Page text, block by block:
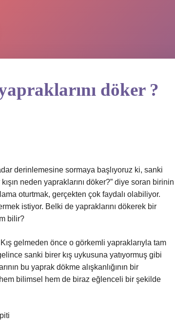
döker ?
derinlemesine sormaya başlıyoruz ki, sanki
neden yapraklarını döker?” diye soran birinin
oturtmak, gerçekten çok faydalı olabiliyor.
istiyor. Belki de yapraklarını dökerek bir
bilir?
gelmeden önce o görkemli yapraklarıyla tam
sanki birer kış uykusuna yatıyormuş gibi
bu yaprak dökme alışkanlığının bir
bilimsel hem de biraz eğlenceli bir şekilde